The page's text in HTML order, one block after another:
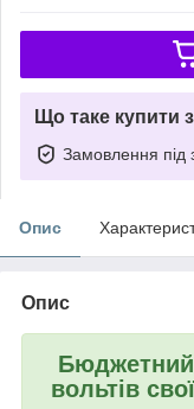
Що таке купити
Замовлення під
Опис
Опис
Бюджетний
вольтів